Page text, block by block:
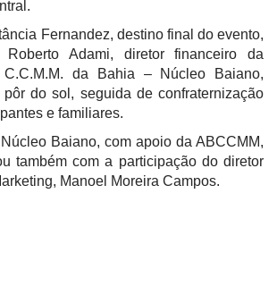
Fernandez, destino final do evento,
Adami, diretor financeiro da
da Bahia – Núcleo Baiano,
do sol, seguida de confraternização
e familiares.
Baiano, com apoio da ABCCMM,
também com a participação do diretor
Manoel Moreira Campos.